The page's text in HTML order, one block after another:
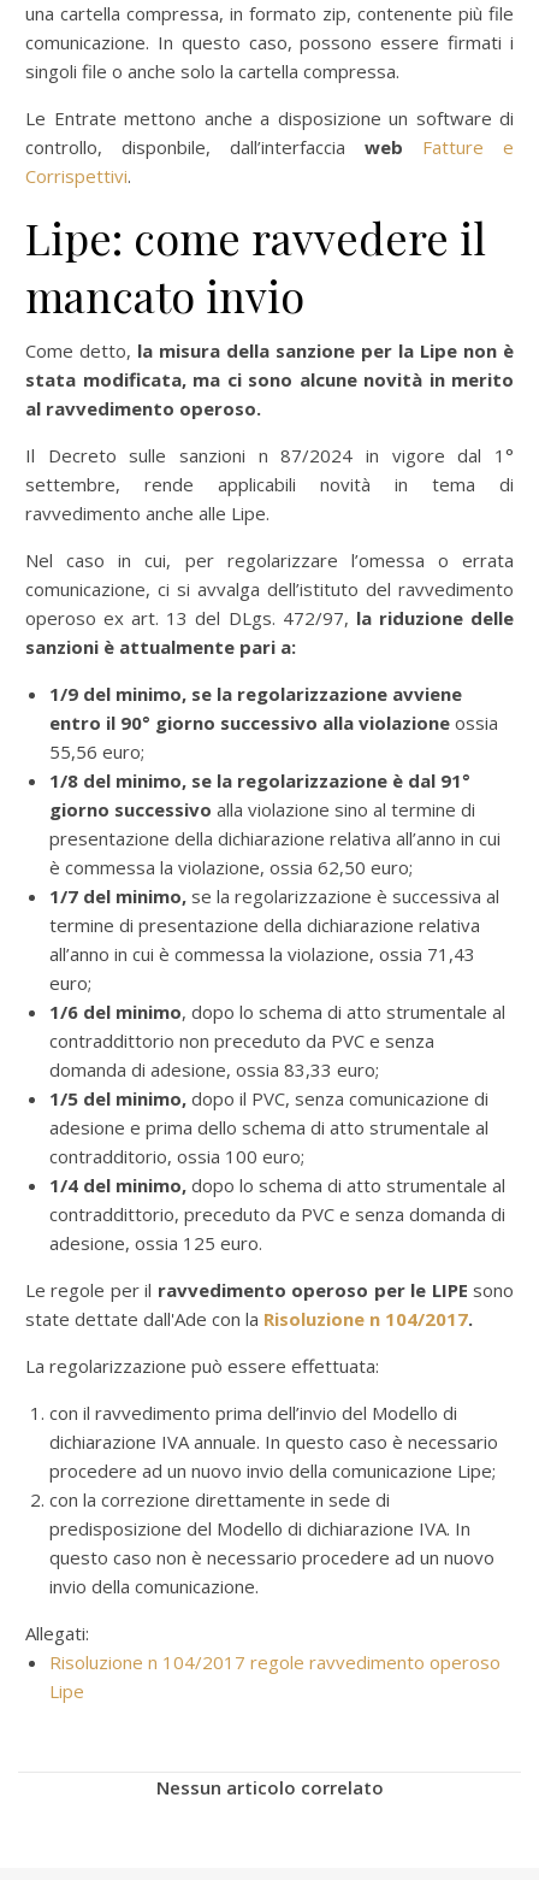
una cartella compressa, in formato zip, contenente più file
comunicazione. In questo caso, possono essere firmati i
singoli file o anche solo la cartella compressa.
Le Entrate mettono anche a disposizione un software di
controllo, disponbile, dall’interfaccia web
Fatture e
Corrispettivi.
Lipe: come ravvedere il
mancato invio
Come detto, la misura della sanzione per la Lipe non è
stata modificata, ma ci sono alcune novità in merito
al ravvedimento operoso.
Il Decreto sulle sanzioni n 87/2024 in vigore dal 1°
settembre, rende applicabili novità in tema di
ravvedimento anche alle Lipe.
Nel caso in cui, per regolarizzare l’omessa o errata
comunicazione, ci si avvalga dell’istituto del ravvedimento
operoso ex art. 13 del DLgs. 472/97, la riduzione delle
sanzioni è attualmente pari a:
1/9 del minimo, se la regolarizzazione avviene
entro il 90° giorno successivo alla violazione ossia
55,56 euro;
1/8 del minimo, se la regolarizzazione è dal 91°
giorno successivo alla violazione sino al termine di
presentazione della dichiarazione relativa all’anno in cui
è commessa la violazione, ossia 62,50 euro;
1/7 del minimo, se la regolarizzazione è successiva al
termine di presentazione della dichiarazione relativa
all’anno in cui è commessa la violazione, ossia 71,43
euro;
1/6 del minimo, dopo lo schema di atto strumentale al
contraddittorio non preceduto da PVC e senza
domanda di adesione, ossia 83,33 euro;
1/5 del minimo, dopo il PVC, senza comunicazione di
adesione e prima dello schema di atto strumentale al
contradditorio, ossia 100 euro;
1/4 del minimo, dopo lo schema di atto strumentale al
contraddittorio, preceduto da PVC e senza domanda di
adesione, ossia 125 euro.
Le regole per il ravvedimento operoso per le LIPE sono
state dettate dall'Ade con la Risoluzione n 104/2017.
La regolarizzazione può essere effettuata:
con il ravvedimento prima dell’invio del Modello di
dichiarazione IVA annuale. In questo caso è necessario
procedere ad un nuovo invio della comunicazione Lipe;
con la correzione direttamente in sede di
predisposizione del Modello di dichiarazione IVA. In
questo caso non è necessario procedere ad un nuovo
invio della comunicazione.
Allegati:
Risoluzione n 104/2017 regole ravvedimento operoso
Lipe
Nessun articolo correlato